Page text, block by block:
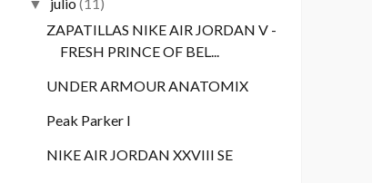
▼
ZAPATILLAS NIKE AIR JORDAN V -
FRESH PRINCE OF BEL...
UNDER ARMOUR ANATOMIX
Peak Parker I
NIKE AIR JORDAN XXVIII SE